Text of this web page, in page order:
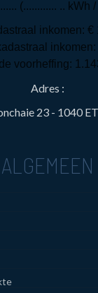
(............ .. kWh
inkomen: €
voorheffing:
Adres :
23 - 1040
ALGEMEEN